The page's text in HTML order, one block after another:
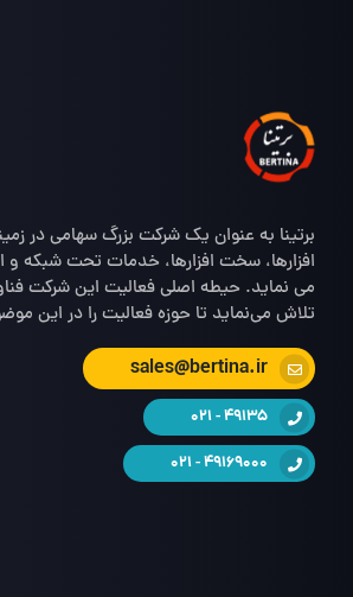
برتینا به عنوان یک شرکت بزرگ سهامی در
افزارها، سخت افزارها، خدمات تحت شبکه و
می نماید. حیطه اصلی فعالیت این شرکت
تلاش می‌نماید تا حوزه فعالیت را در این
sales@bertina.ir
49135 - 021
49169000 - 021